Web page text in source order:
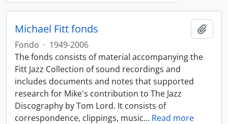
Michael Fitt fonds
Fondo · 1949-2006
The fonds consists of material accompanying the
Fitt Jazz Collection of sound recordings and
includes documents and notes that supported
research for Mike's contribution to The Jazz
Discography by Tom Lord. It consists of
correspondence, clippings, music… Read more